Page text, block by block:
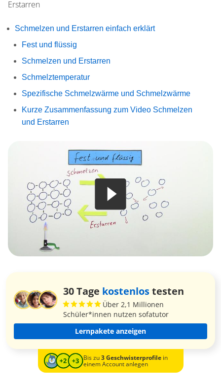
Erstarren
Schmelzen und Erstarren einfach erklärt
Fest und flüssig
Schmelzen und Erstarren
Schmelztemperatur
Spezifische Schmelzwärme und Schmelzwärme
Kurze Zusammenfassung zum Video Schmelzen
und Erstarren
30 Tage kostenlostesten
Über 2,1 Millionen
Schüler*innen nutzen sofatutor
Lernpakete anzeigen
Bis zu3 Geschwisterprofilein
einem Account anlegen